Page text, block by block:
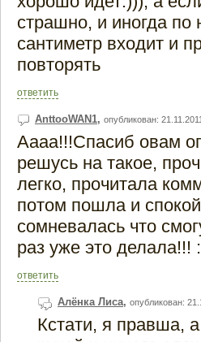
страшно, и иногда по
сантиметр входит и
повторять
ответить
AnttooWAN1, опубликован: 21.11.2011
Аааа!!!Спасиб овам
решусь на такое,
легко, прочитала
потом пошла и
сомневалась что
раз уже это делала!!!
ответить
Алёнка Лиса, опубликован:
Кстати, я правша,